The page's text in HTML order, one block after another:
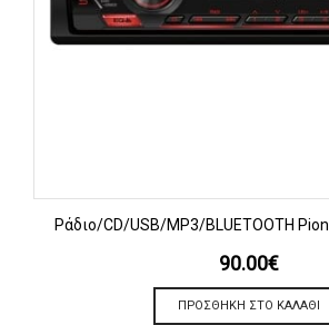
Ράδιο/CD/USB/MP3/BLUETOOTH
90.00€
ΠΡΟΣΘΉΚΗ ΣΤΟ ΚΑΛΆΘΙ